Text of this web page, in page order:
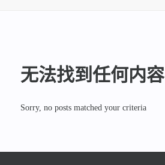
无法找到任何内容
Sorry, no posts matched your criteria